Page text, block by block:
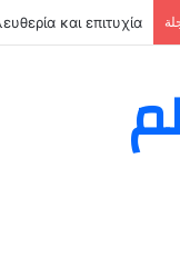
контора — вход